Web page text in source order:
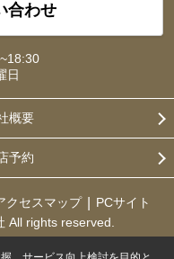
合わせ
日
概要
予約
クセスマップ
PCサイト
All rights reserved.